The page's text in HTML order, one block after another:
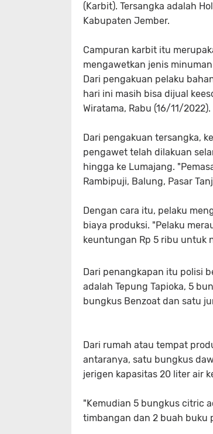
(Karbit). Tersangka adalah
Kabupaten Jember.
Campuran karbit itu
mengawetkan jenis
Dari pengakuan pelaku
hari ini masih bisa dijual
Wiratama, Rabu (16/11/2022).
Dari pengakuan tersangka,
pengawet telah dilakuan
hingga ke Lumajang.
Rambipuji, Balung, Pasar
Dengan cara itu, pelaku
biaya produksi. "Pelaku
keuntungan Rp 5 ribu untuk
Dari penangkapan itu polisi
adalah Tepung Tapioka, 5
bungkus Benzoat dan satu
Dari rumah atau tempat
antaranya, satu bungkus
jerigen kapasitas 20 liter air
"Kemudian 5 bungkus citric
timbangan dan 2 buah buku